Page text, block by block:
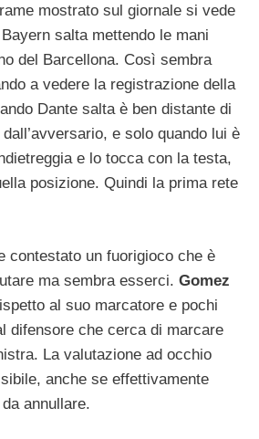
mostrato sul giornale si vede
salta mettendo le mani
del Barcellona. Così sembra
a vedere la registrazione della
Dante salta è ben distante di
e solo quando lui è
e lo tocca con la testa,
posizione. Quindi la prima rete
contestato un fuorigioco che è
ma sembra esserci. Gomez
al suo marcatore e pochi
difensore che cerca di marcare
La valutazione ad occhio
anche se effettivamente
annullare.